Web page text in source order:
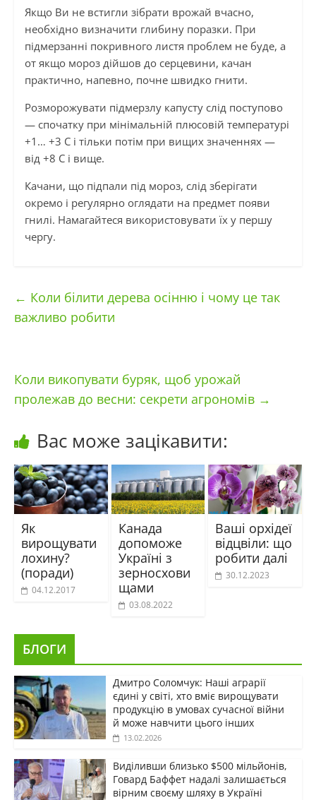
Якщо Ви не встигли зібрати врожай вчасно,
необхідно визначити глибину поразки. При
підмерзанні покривного листя проблем не буде, а
от якщо мороз дійшов до серцевини, качан
практично, напевно, почне швидко гнити.
Розморожувати підмерзлу капусту слід поступово
— спочатку при мінімальній плюсовій температурі
+1… +3 C і тільки потім при вищих значеннях —
від +8 C і вище.
Качани, що підпали під мороз, слід зберігати
окремо і регулярно оглядати на предмет появи
гнилі. Намагайтеся використовувати їх у першу
чергу.
← Коли білити дерева осінню і чому це так
важливо робити
Коли викопувати буряк, щоб урожай
пролежав до весни: секрети агрономів →
Вас може зацікавити:
Як
вирощувати
лохину?
(поради)
04.12.2017
Канада
допоможе
Україні з
зерносхови
щами
03.08.2022
Ваші орхідеї
відцвіли: що
робити далі
30.12.2023
БЛОГИ
Дмитро Соломчук: Наші аграрії
єдині у світі, хто вміє вирощувати
продукцію в умовах сучасної війни
й може навчити цього інших
13.02.2026
Виділивши близько $500 мільйонів,
Говард Баффет надалі залишається
вірним своєму шляху в Україні